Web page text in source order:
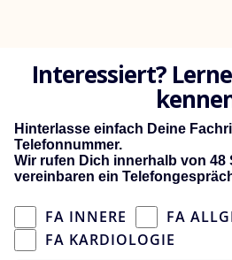
Interessiert?
Hinterlasse einfach Deine
Telefonnummer.
Wir rufen Dich innerhalb von 48
vereinbaren ein
FA INNERE
FA
FA KARDIOLOGIE